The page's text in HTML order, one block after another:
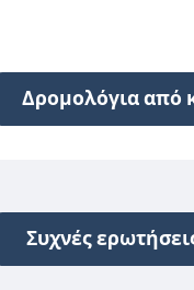
Δρομολόγια από
Συχνές